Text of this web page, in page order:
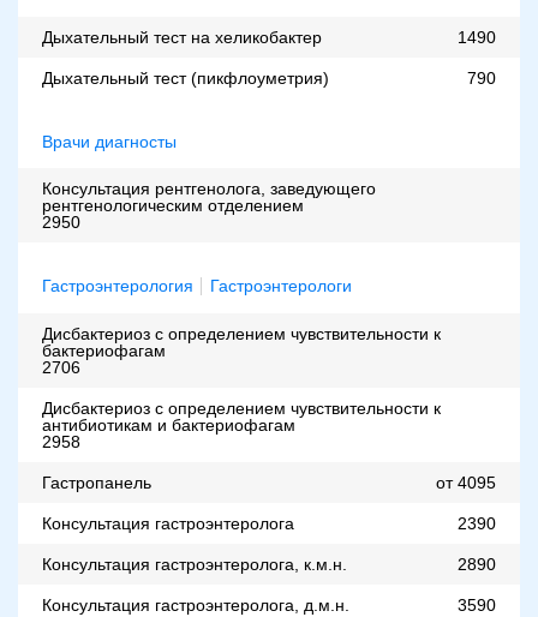
Дыхательный тест на хеликобактер 1490
Дыхательный тест (пикфлоуметрия) 790
Врачи диагносты
Консультация рентгенолога, заведующего
рентгенологическим отделением
2950
Гастроэнтерология Гастроэнтерологи
Дисбактериоз с определением чувствительности к
бактериофагам
2706
Дисбактериоз с определением чувствительности к
антибиотикам и бактериофагам
2958
Гастропанель от 4095
Консультация гастроэнтеролога 2390
Консультация гастроэнтеролога, к.м.н. 2890
Консультация гастроэнтеролога, д.м.н. 3590